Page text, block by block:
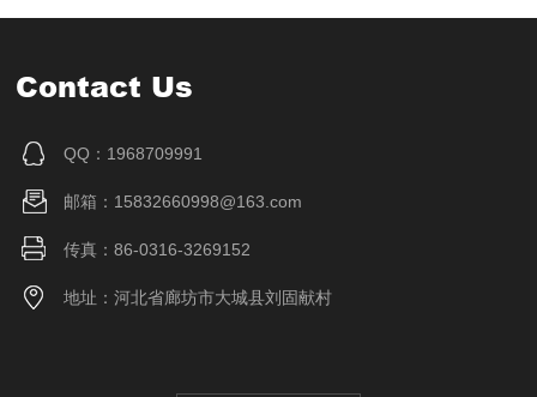
Contact Us
QQ：1968709991
邮箱：15832660998@163.com
传真：86-0316-3269152
地址：河北省廊坊市大城县刘固献村